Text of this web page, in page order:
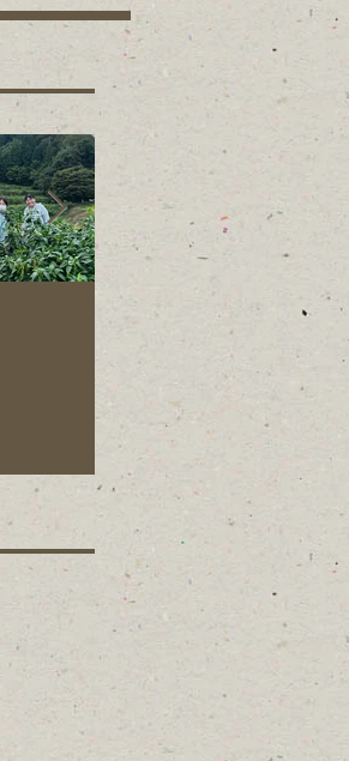
旭元気野菜プロジェ
クトの仲間を募集し
ています！